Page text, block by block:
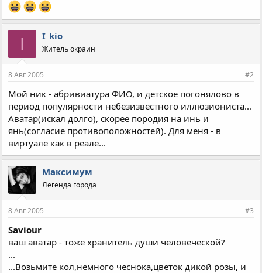
I I_kio
Житель окраин
8 Авг 2005 #2
Мой ник - абривиатура ФИО, и детское погонялово в
период популярности небезизвестного иллюзиониста...
Аватар(искал долго), скорее породия на инь и
янь(согласие противоположностей). Для меня - в
виртуале как в реале...
Максимум
Легенда города
8 Авг 2005 #3
Saviour
ваш аватар - тоже хранитель души человеческой?
...
...Возьмите кол,немного чеснока,цветок дикой розы, и